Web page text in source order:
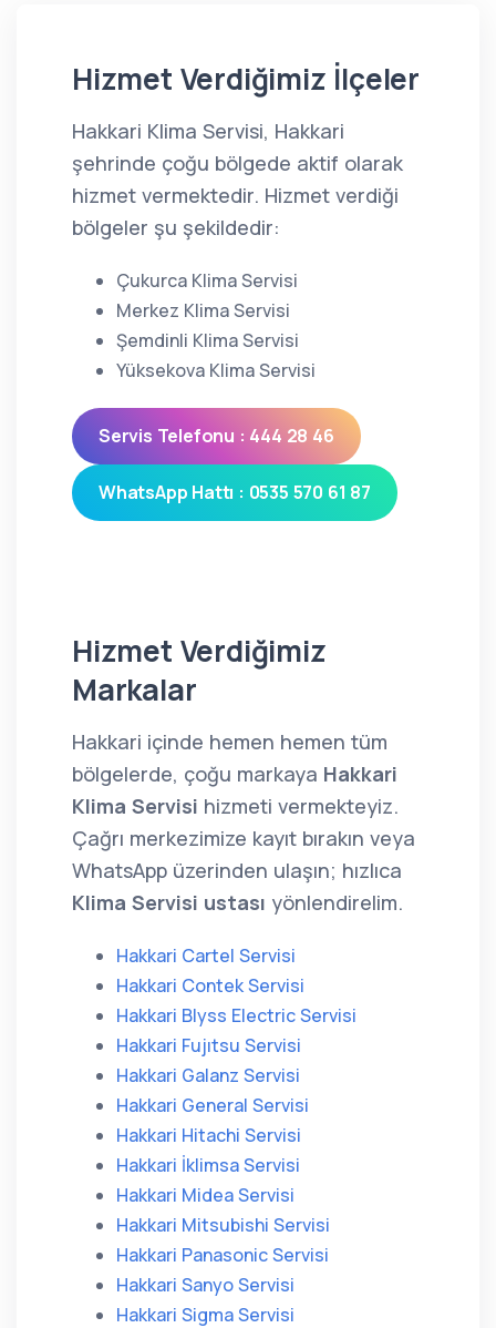
Hizmet Verdiğimiz İlçeler
Hakkari Klima Servisi, Hakkari
şehrinde çoğu bölgede aktif olarak
hizmet vermektedir. Hizmet verdiği
bölgeler şu şekildedir:
Çukurca Klima Servisi
Merkez Klima Servisi
Şemdinli Klima Servisi
Yüksekova Klima Servisi
Servis Telefonu : 444 28 46
WhatsApp Hattı : 0535 570 61 87
Hizmet Verdiğimiz
Markalar
Hakkari içinde hemen hemen tüm
bölgelerde, çoğu markaya Hakkari
Klima Servisi hizmeti vermekteyiz.
Çağrı merkezimize kayıt bırakın veya
WhatsApp üzerinden ulaşın; hızlıca
Klima Servisi ustası yönlendirelim.
Hakkari Cartel Servisi
Hakkari Contek Servisi
Hakkari Blyss Electric Servisi
Hakkari Fujıtsu Servisi
Hakkari Galanz Servisi
Hakkari General Servisi
Hakkari Hitachi Servisi
Hakkari İklimsa Servisi
Hakkari Midea Servisi
Hakkari Mitsubishi Servisi
Hakkari Panasonic Servisi
Hakkari Sanyo Servisi
Hakkari Sigma Servisi